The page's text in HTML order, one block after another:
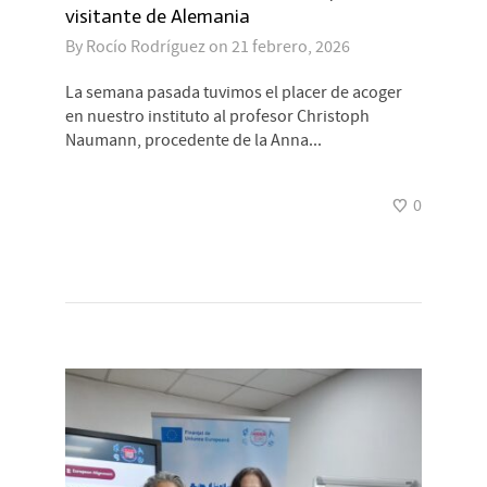
visitante de Alemania
By Rocío Rodríguez on 21 febrero, 2026
La semana pasada tuvimos el placer de acoger
en nuestro instituto al profesor Christoph
Naumann, procedente de la Anna...
0